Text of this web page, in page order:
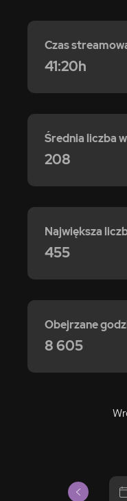
Czas
41:20h
Średnia liczba
208
Największa
455
Obejrzane
8 605